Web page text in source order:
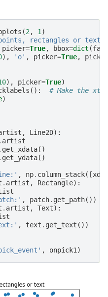
(2 , 1 )
rectangles or text'
picker=True, bbox=dict (
), 'o' , picker=True,
), picker=True)
():
# Make the
)
, Line2D):
. artist
. get_xdata()
. get_ydata()
, np. column_stack([
. artist , Rectangle):
, patch. get_path())
. artist , Text):
, text . get_text ())
, onpick1 )